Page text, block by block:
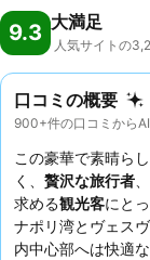
9.3 大満足
人気サイトの
口コミの概要
900+件の口コミから
この豪華で素晴ら
く、 贅沢な旅行者
求める観光客にと
ナポリ湾とヴェス
内中心部へは快適